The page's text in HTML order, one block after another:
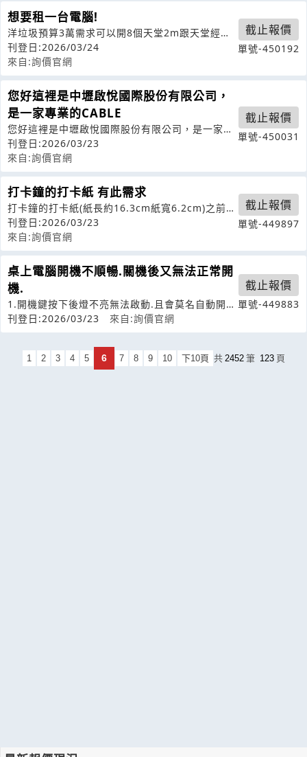
想要租一台電腦!
洋垃圾預算3萬需求可以開8個天堂2m跟天堂經典
版會開著追劇看影片
刊登日:2026/03/24
來自:詢價官網
截止報價
單號-450192
您好這裡是中壢啟悅國際股份有限公司，
是一家專業的CABLE
您好這裡是中壢啟悅國際股份有限公司，是一家專
業的CABLEASSEMBLY製造廠
刊登日:2026/03/23
來自:詢價官網
截止報價
單號-450031
打卡鐘的打卡紙 有此需求
打卡鐘的打卡紙(紙長約16.3cm紙寬6.2cm)之前有
跟你們買過打卡紙。卡鐘型
刊登日:2026/03/23
來自:詢價官網
截止報價
單號-449897
桌上電腦開機不順暢.關機後又無法正常開
機.
1.開機鍵按下後燈不亮無法啟動.且會莫名自動開機
又有畫面..2.啟動後燈亮但一直
刊登日:2026/03/23 來自:詢價官網
截止報價
單號-449883
1 2 3 4 5 6 7 8 9 10 下10頁 共 2452 筆 123 頁